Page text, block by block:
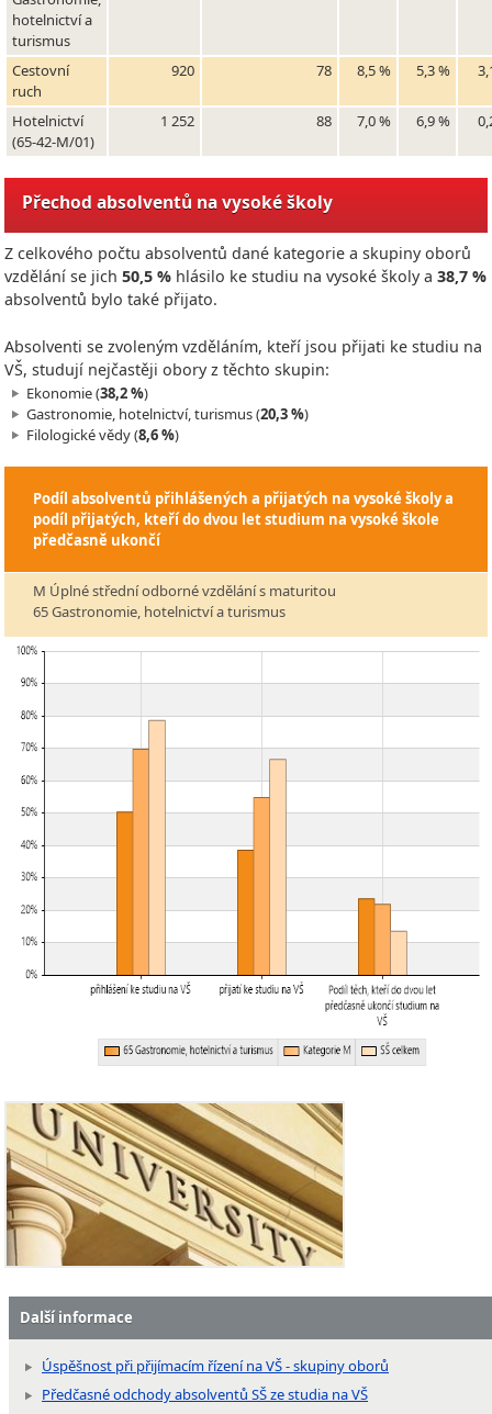
hotelnictví a
turismus
Cestovní
ruch
920 78 8,5 % 5,3 %
Hotelnictví
(65-42-M/01)
1 252 88 7,0 % 6,9 %
Přechod absolventů na vysoké školy
Z celkového počtu absolventů dané kategorie a skupiny oborů
vzdělání se jich 50,5 % hlásilo ke studiu na vysoké školy a 38,7 %
absolventů bylo také přijato.
Absolventi se zvoleným vzděláním, kteří jsou přijati ke studiu na
VŠ, studují nejčastěji obory z těchto skupin:
Ekonomie (38,2 %)
Gastronomie, hotelnictví, turismus (20,3 %)
Filologické vědy (8,6 %)
Podíl absolventů přihlášených a přijatých na vysoké školy a
podíl přijatých, kteří do dvou let studium na vysoké škole
předčasně ukončí
M Úplné střední odborné vzdělání s maturitou
65 Gastronomie, hotelnictví a turismus
Další informace
Úspěšnost při přijímacím řízení na VŠ - skupiny oborů
Předčasné odchody absolventů SŠ ze studia na VŠ